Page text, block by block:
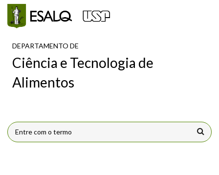
Pular para o conteúdo principal
DEPARTAMENTO DE
Ciência e Tecnologia de
Alimentos
FORMULÁRIO DE BUSCA